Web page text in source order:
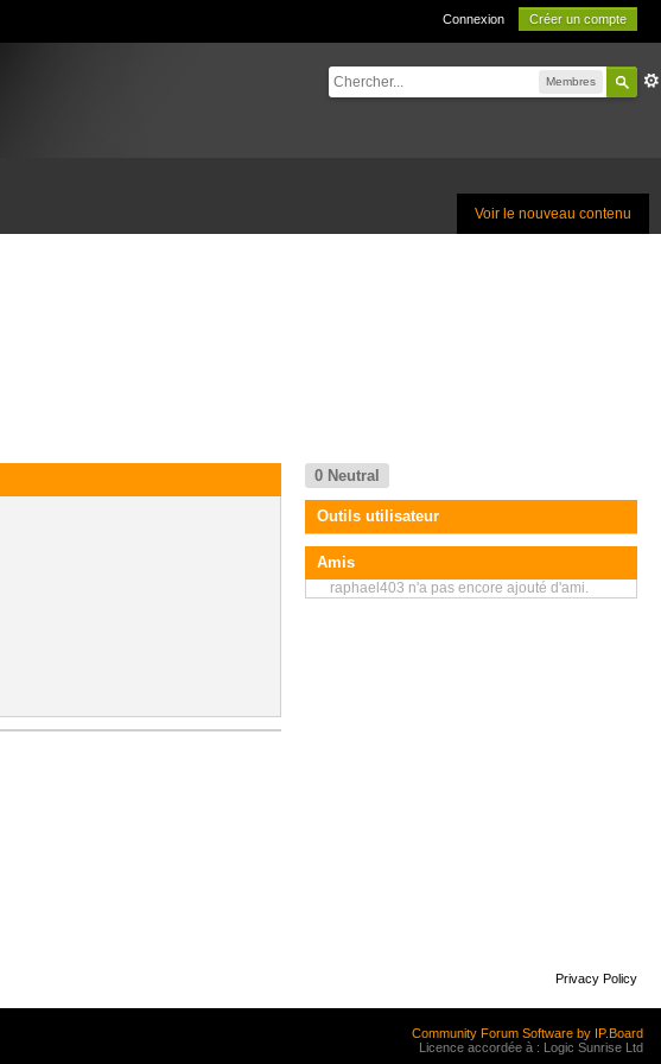
Connexion Créer un compte
Membres
Voir le nouveau contenu
0 Neutral
Outils utilisateur
Amis
raphael403 n'a pas encore ajouté d'ami.
Privacy Policy
Community Forum Software by IP.Board
Licence accordée à : Logic Sunrise Ltd